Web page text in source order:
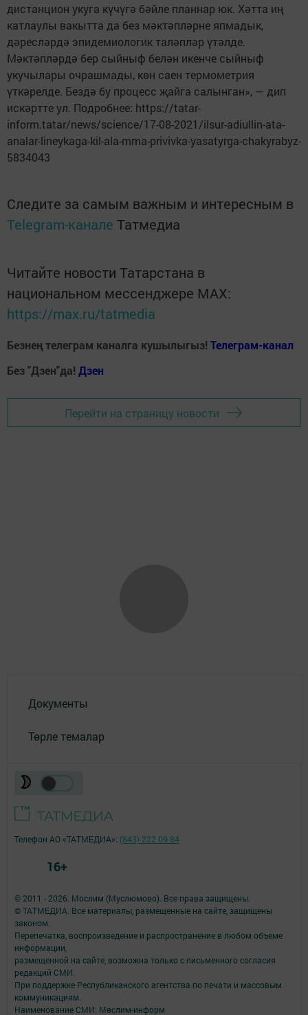
дистанцион укуга күчүгә бәйле планнар юк. Хәтта иң
катлаулы вакытта да без мәктәпләрне япмадык,
дәресләрдә эпидемиологик таләпләр үтәлде.
Мәктәпләрдә бер сыйныф белән икенче сыйныф
укучылары очрашмады, көн саен термометрия
үткәрелде. Бездә бу процесс җайга салынган», — дип
искәртте ул. Подробнее: https://tatar-
inform.tatar/news/science/17-08-2021/ilsur-adiullin-ata-
analar-lineykaga-kil-ala-mma-privivka-yasatyrga-chakyrabyz-
5834043
Следите за самым важным и интересным в
Telegram-канале Татмедиа
Читайте новости Татарстана в
национальном мессенджере MАХ:
https://max.ru/tatmedia
Безнең телеграм каналга кушылыгыз! Телеграм-канал
Без "Дзен"да! Дзен
Перейти на страницу новости
Документы
Төрле темалар
© 2011 - 2026. Мослим (Муслюмово). Все права защищены.
© ТАТМЕДИА. Все материалы, размещенные на сайте, защищены
законом.
Перепечатка, воспроизведение и распространение в любом объеме
информации,
размещенной на сайте, возможна только с письменного согласия
редакций СМИ.
При поддержке Республиканского агентства по печати и массовым
коммуникациям.
Наименование СМИ: Мөслим-информ
Телефон АО «ТАТМЕДИА»: (843) 222 09 84
16+